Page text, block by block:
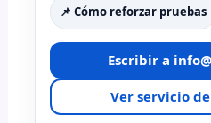
📌 Cómo reforzar pruebas
Escribir a
Ver servicio